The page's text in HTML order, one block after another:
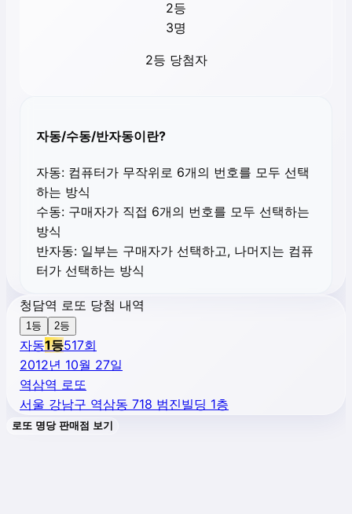
2등
3명
2등 당첨자
자동/수동/반자동이란?
자동: 컴퓨터가 무작위로 6개의 번호를 모두 선택
하는 방식
수동: 구매자가 직접 6개의 번호를 모두 선택하는
방식
반자동: 일부는 구매자가 선택하고, 나머지는 컴퓨
터가 선택하는 방식
청담역 로또 당첨 내역
1등 2등
자동1등517회
2012년 10월 27일
역삼역 로또
서울 강남구 역삼동 718 범진빌딩 1층
로또 명당 판매점 보기